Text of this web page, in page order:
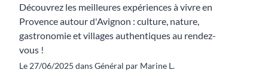
Découvrez les meilleures expériences à vivre en
Provence autour d'Avignon : culture, nature,
gastronomie et villages authentiques au rendez-
vous !
Le 27/06/2025 dans Général par Marine L.